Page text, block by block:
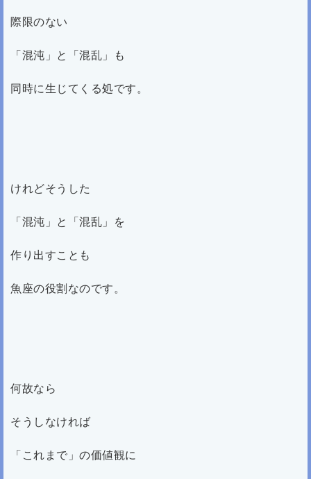
際限のない
「混沌」と「混乱」も
同時に生じてくる処です。
けれどそうした
「混沌」と「混乱」を
作り出すことも
魚座の役割なのです。
何故なら
そうしなければ
「これまで」の価値観に